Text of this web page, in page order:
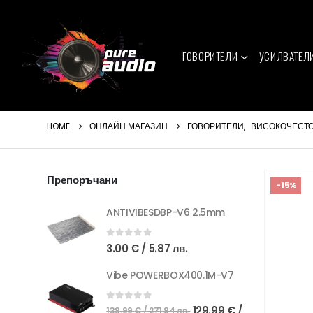
ГОВОРИТЕЛИ
HOME ОНЛАЙН МАГАЗИН ГОВОРИТЕЛИ,
-15%
Препоръчани
ANTIVIBESDBP-V6 2.5mm
0out of 5
3.00 €/ 5.87 лв.
Vibe POWERBOX400.1M-V7
0out of 5
138.99€/ 271.84 лв.Original